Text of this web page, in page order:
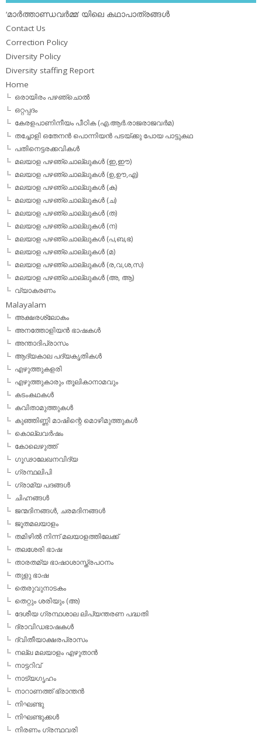
‘മാര്‍ത്താണ്ഡവര്‍മ്മ’ യിലെ കഥാപാത്രങ്ങള്‍
Contact Us
Correction Policy
Diversity Policy
Diversity staffing Report
Home
ഒരായിരം പഴഞ്ചൊല്‍
ഒറ്റപ്പദം
കേരളപാണിനീയം പീഠിക (എ.ആര്‍.രാജരാജവര്‍മ)
തച്ചോളി ഒതേനൻ പൊന്നിയൻ പടയ്‌ക്കു പോയ പാട്ടുകഥ
പതിനെട്ടരക്കവികള്‍
മലയാള പഴഞ്ചൊല്ലുകള്‍ (ഇ,ഈ)
മലയാള പഴഞ്ചൊല്ലുകള്‍ (ഉ,ഊ,എ)
മലയാള പഴഞ്ചൊല്ലുകള്‍ (ക)
മലയാള പഴഞ്ചൊല്ലുകള്‍ (ച)
മലയാള പഴഞ്ചൊല്ലുകള്‍ (ത)
മലയാള പഴഞ്ചൊല്ലുകള്‍ (ന)
മലയാള പഴഞ്ചൊല്ലുകള്‍ (പ,ബ,ഭ)
മലയാള പഴഞ്ചൊല്ലുകള്‍ (മ)
മലയാള പഴഞ്ചൊല്ലുകള്‍ (ര,വ,ശ,സ)
മലയാള പഴഞ്ചൊല്ലുകൾ (അ, ആ)
വ്യാകരണം
Malayalam
അക്ഷരശ്ലോകം
അനത്തോളിയന്‍ ഭാഷകള്‍
അന്താദിപ്രാസം
ആദ്യകാല പദ്യകൃതികള്‍
എഴുത്തുകളരി
എഴുത്തുകാരും തൂലികാനാമവും
കടംകഥകള്‍
കവിതാമുത്തുകള്‍
കുഞ്ഞിണ്ണി മാഷിന്റെ മൊഴിമുത്തുകള്‍
കൊല്ലവര്‍ഷം
കോലെഴുത്ത്
ഗൂഢാലേഖനവിദ്യ
ഗ്രന്ഥലിപി
ഗ്രാമ്യ പദങ്ങള്‍
ചിഹ്നങ്ങള്‍
ജന്മദിനങ്ങള്‍, ചരമദിനങ്ങള്‍
ജൂതമലയാളം
തമിഴില്‍ നിന്ന് മലയാളത്തിലേക്ക്
തലശേരി ഭാഷ
താരതമ്യ ഭാഷാശാസ്ത്രപഠനം
തുളു ഭാഷ
തെരുവുനാടകം
തെറ്റും ശരിയും (അ)
ദേശീയ ഗ്രന്ഥശാല ലിപ്യന്തരണ പദ്ധതി
ദ്രാവിഡഭാഷകള്‍
ദ്വിതീയാക്ഷരപ്രാസം
നല്ല മലയാളം എഴുതാന്‍
നാട്ടറിവ്
നാട്യഗൃഹം
നാറാണത്ത് ഭ്രാന്തന്‍
നിഘണ്ടു
നിഘണ്ടുക്കള്‍
നിരണം ഗ്രന്ഥവരി